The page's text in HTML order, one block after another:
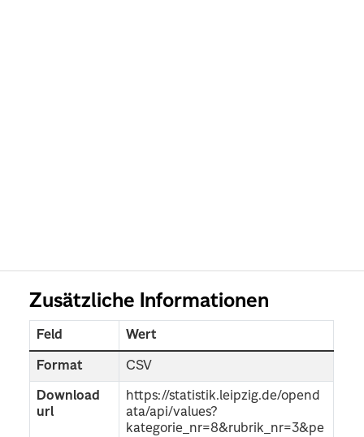
Zusätzliche Informationen
Feld Wert
Format CSV
Download
url
https://statistik.leipzig.de/opend
ata/api/values?
kategorie_nr=8&rubrik_nr=3&pe